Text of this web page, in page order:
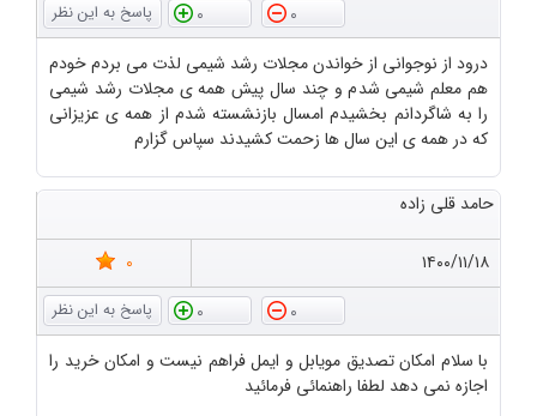
0
0
درود از نوجوانی از خواندن مجلات رشد شیمی لذت می بردم خودم
هم معلم شیمی شدم و چند سال پیش همه ی مجلات رشد شیمی
را به شاگردانم بخشیدم امسال بازنشسته شدم از همه ی عزیزانی
که در همه ی این سال ها زحمت کشیدند سپاس گزارم
حامد قلی زاده
۱۴۰۰/۱۱/۱۸
0
0
0
با سلام امکان تصدیق مویابل و ایمل فراهم نیست و امکان خرید را
اجازه نمی دهد لطفا راهنمائی فرمائید